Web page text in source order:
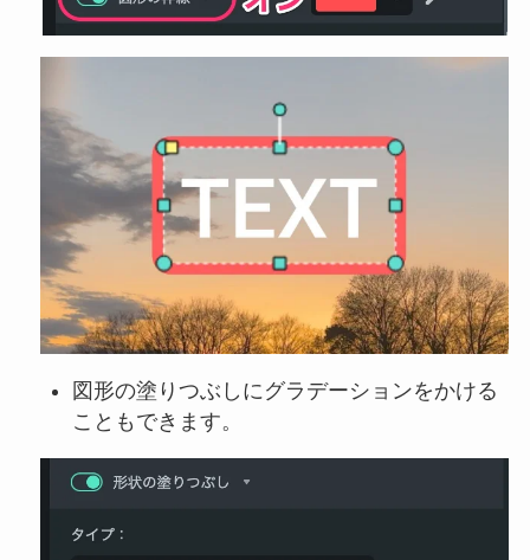
図形の塗りつぶしにグラデーションをかける
こともできます。